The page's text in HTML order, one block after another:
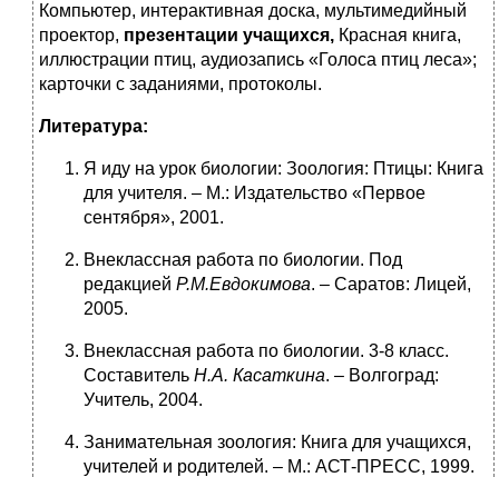
Компьютер, интерактивная доска, мультимедийный
проектор, презентации учащихся, Красная книга,
иллюстрации птиц, аудиозапись «Голоса птиц леса»;
карточки с заданиями, протоколы.
Литература:
Я иду на урок биологии: Зоология: Птицы: Книга
для учителя. – М.: Издательство «Первое
сентября», 2001.
Внеклассная работа по биологии. Под
редакцией Р.М.Евдокимова. – Саратов: Лицей,
2005.
Внеклассная работа по биологии. 3-8 класс.
Составитель Н.А. Касаткина. – Волгоград:
Учитель, 2004.
Занимательная зоология: Книга для учащихся,
учителей и родителей. – М.: АСТ-ПРЕСС, 1999.